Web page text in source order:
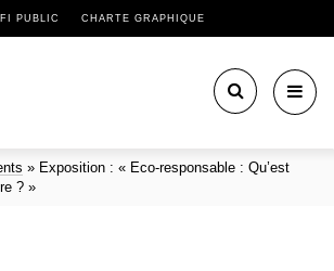
PUBLIC CHARTE GRAPHIQUE
» Exposition : « Eco-responsable : Qu’est
? »